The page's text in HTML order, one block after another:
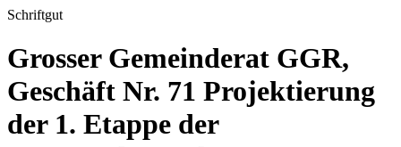
Schriftgut
Grosser Gemeinderat GGR,
Geschäft Nr. 71 Projektierung
der 1. Etappe der